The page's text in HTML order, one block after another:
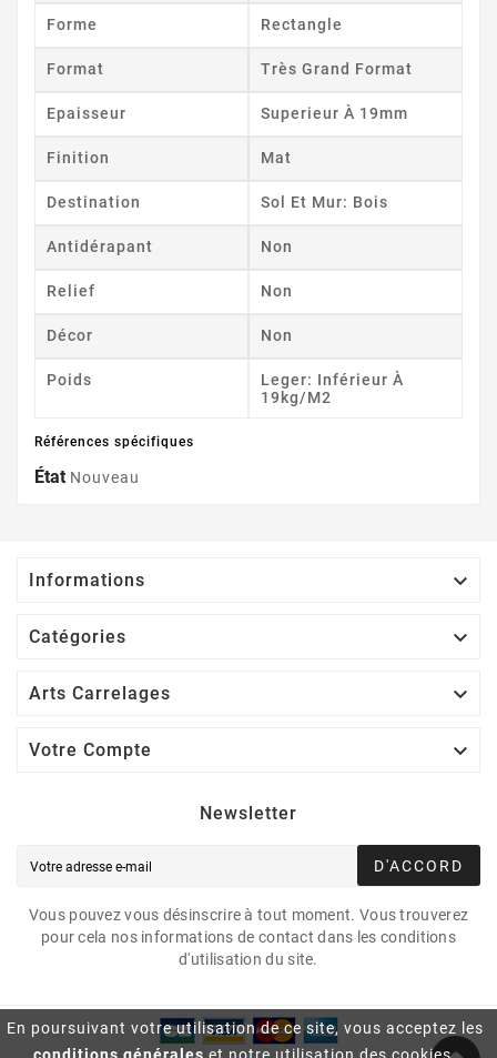
En poursuivant votre utilisation de ce site, vous acceptez les
Forme Rectangle
Format Très Grand Format
Epaisseur Superieur À 19mm
Finition Mat
Destination Sol Et Mur: Bois
Antidérapant Non
Relief Non
Décor Non
Poids
Leger: Inférieur À
19kg/m2
Références spécifiques
État Nouveau
Informations 
Catégories 
Arts Carrelages 
Votre Compte 
Newsletter
D'ACCORD
Vous pouvez vous désinscrire à tout moment. Vous trouverez
pour cela nos informations de contact dans les conditions
d'utilisation du site.